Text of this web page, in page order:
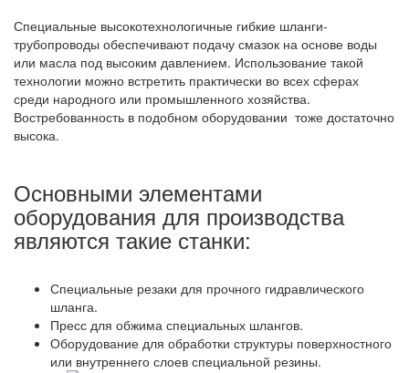
Специальные высокотехнологичные гибкие шланги-
трубопроводы обеспечивают подачу смазок на основе воды
или масла под высоким давлением. Использование такой
технологии можно встретить практически во всех сферах
среди народного или промышленного хозяйства.
Востребованность в подобном оборудовании тоже достаточно
высока.
Основными элементами
оборудования для производства
являются такие станки:
Специальные резаки для прочного гидравлического
шланга.
Пресс для обжима специальных шлангов.
Оборудование для обработки структуры поверхностного
или внутреннего слоев специальной резины.